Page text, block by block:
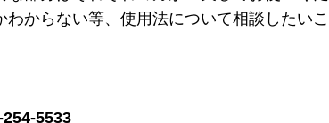
からない等、使用法について相談したい
5533